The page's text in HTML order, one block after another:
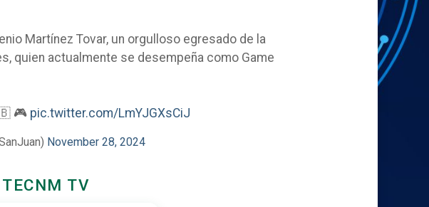
Martínez Tovar, un orgulloso egresado de la
quien actualmente se desempeña como Game
🎮 pic.twitter.com/LmYJGXsCiJ
November 28, 2024
TECNM TV